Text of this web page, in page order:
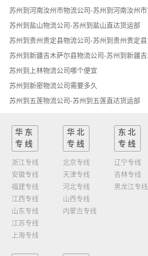
苏州到盐山物流公司-苏州到盐山直达货运部
苏州到上林物流公司哪个便宜
苏州到新密物流公司需要多久
苏州到五莲物流公司-苏州到五莲直达货运部
华东
专线
浙江专线
安徽专线
福建专线
江西专线
山东专线
江苏专线
上海专线
华北
专线
北京专线
天津专线
河北专线
山西专线
内蒙古专线
东北
专线
辽宁专线
吉林专线
黑龙江专线